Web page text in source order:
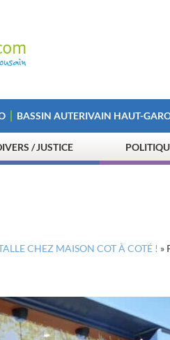
BASSIN AUTERIVAIN HAUT-
/ JUSTICE
CHEZ MAISON COT À COTÉ ! »